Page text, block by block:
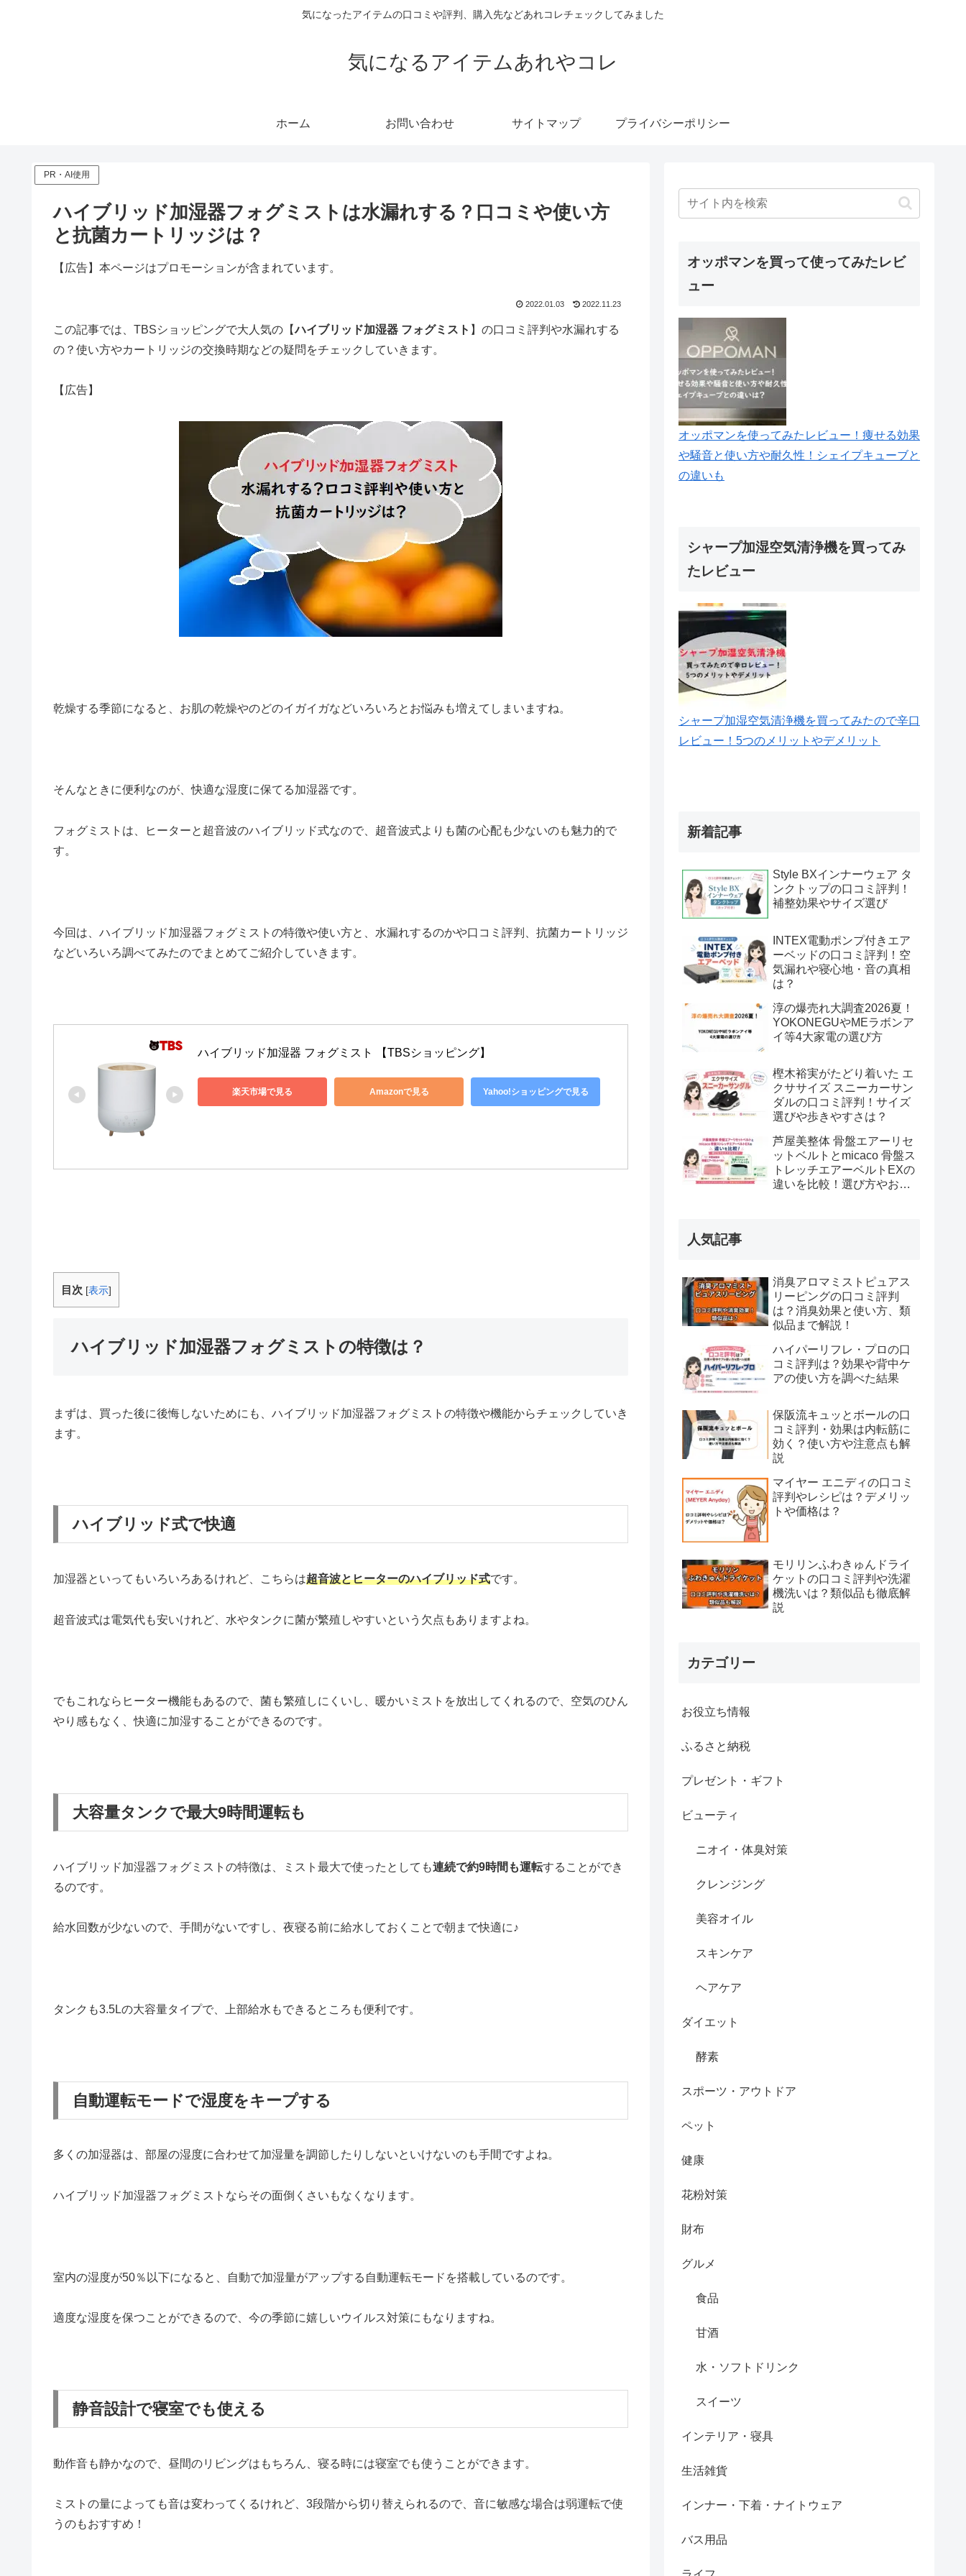
気になったアイテムの口コミや評判、購入先などあれコレチェックしてみました
気になるアイテムあれやコレ
ホーム お問い合わせ サイトマップ プライバシーポリシー
PR・AI使用
ハイブリッド加湿器フォグミストは水漏れする？口コミや使い方
と抗菌カートリッジは？
【広告】本ページはプロモーションが含まれています。
2022.01.03 2022.11.23
この記事では、TBSショッピングで大人気の【ハイブリッド加湿器 フォグミスト 】の口コミ評判や水漏れする
の？使い方やカートリッジの交換時期などの疑問をチェックしていきます。
【広告】
乾燥する季節になると、お肌の乾燥やのどのイガイガなどいろいろとお悩みも増えてしまいますね。
そんなときに便利なのが、快適な湿度に保てる加湿器です。
フォグミストは、ヒーターと超音波のハイブリッド式なので、超音波式よりも菌の心配も少ないのも魅力的で
す。
今回は、ハイブリッド加湿器フォグミストの特徴や使い方と、水漏れするのかや口コミ評判、抗菌カートリッジ
などいろいろ調べてみたのでまとめてご紹介していきます。
ハイブリッド加湿器 フォグミスト 【TBSショッピング】
楽天市場で見る Amazonで見る Yahoo!ショッピングで見る
目次 [表示]
ハイブリッド加湿器フォグミストの特徴は？
まずは、買った後に後悔しないためにも、ハイブリッド加湿器フォグミストの特徴や機能からチェックしていき
ます。
ハイブリッド式で快適
加湿器といってもいろいろあるけれど、こちらは超音波とヒーターのハイブリッド式です。
超音波式は電気代も安いけれど、水やタンクに菌が繁殖しやすいという欠点もありますよね。
でもこれならヒーター機能もあるので、菌も繁殖しにくいし、暖かいミストを放出してくれるので、空気のひん
やり感もなく、快適に加湿することができるのです。
大容量タンクで最大9時間運転も
ハイブリッド加湿器フォグミストの特徴は、ミスト最大で使ったとしても連続で約9時間も運転することができ
るのです。
給水回数が少ないので、手間がないですし、夜寝る前に給水しておくことで朝まで快適に♪
タンクも3.5Lの大容量タイプで、上部給水もできるところも便利です。
自動運転モードで湿度をキープする
多くの加湿器は、部屋の湿度に合わせて加湿量を調節したりしないといけないのも手間ですよね。
ハイブリッド加湿器フォグミストならその面倒くさいもなくなります。
室内の湿度が50％以下になると、自動で加湿量がアップする自動運転モードを搭載しているのです。
適度な湿度を保つことができるので、今の季節に嬉しいウイルス対策にもなりますね。
静音設計で寝室でも使える
動作音も静かなので、昼間のリビングはもちろん、寝る時には寝室でも使うことができます。
ミストの量によっても音は変わってくるけれど、3段階から切り替えられるので、音に敏感な場合は弱運転で使
うのもおすすめ！
オッポマンを買って使ってみたレビ
ュー
オッポマンを使ってみたレビュー！痩せる効果
や騒音と使い方や耐久性！シェイプキューブと
の違いも
シャープ加湿空気清浄機を買ってみ
たレビュー
シャープ加湿空気清浄機を買ってみたので辛口
レビュー！5つのメリットやデメリット
新着記事
Style BXインナーウェア タ
ンクトップの口コミ評判！
補整効果やサイズ選び
INTEX電動ポンプ付きエア
ーベッドの口コミ評判！空
気漏れや寝心地・音の真相
は？
淳の爆売れ大調査2026夏！
YOKONEGUやMEラボンア
イ等4大家電の選び方
樫木裕実がたどり着いた エ
クササイズ スニーカーサン
ダルの口コミ評判！サイズ
選びや歩きやすさは？
芦屋美整体 骨盤エアーリセ
ットベルトとmicaco 骨盤ス
トレッチエアーベルトEXの
違いを比較！選び方やおす
人気記事
消臭アロマミストピュアス
リーピングの口コミ評判
は？消臭効果と使い方、類
似品まで解説！
ハイパーリフレ・プロの口
コミ評判は？効果や背中ケ
アの使い方を調べた結果
保阪流キュッとボールの口
コミ評判・効果は内転筋に
効く？使い方や注意点も解
説
マイヤー エニディの口コミ
評判やレシピは？デメリッ
トや価格は？
モリリンふわきゅんドライ
ケットの口コミ評判や洗濯
機洗いは？類似品も徹底解
説
カテゴリー
お役立ち情報
ふるさと納税
プレゼント・ギフト
ビューティ
ニオイ・体臭対策
クレンジング
美容オイル
スキンケア
ヘアケア
ダイエット
酵素
スポーツ・アウトドア
ペット
健康
花粉対策
財布
グルメ
食品
甘酒
水・ソフトドリンク
スイーツ
インテリア・寝具
生活雑貨
インナー・下着・ナイトウェア
バス用品